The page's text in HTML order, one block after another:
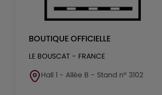
BOUTIQUE OFFICIELLE
LE BOUSCAT - FRANCE
Hall 1 - Allée B - Stand n° 3102